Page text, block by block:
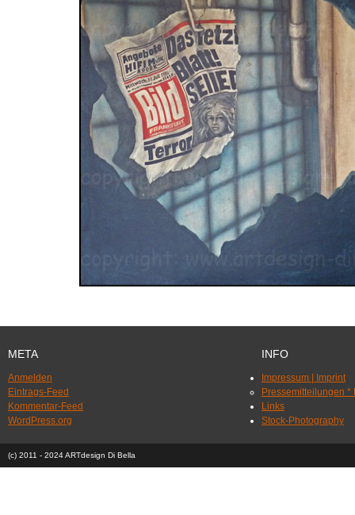
META
Anmelden
Eintrags-Feed
Kommentar-Feed
WordPress.org
INFO
Impressum | Imprint
Pressemitteilungen *
Links
Stock-Photography
(c) 2011 - 2024 ARTdesign Di Bella